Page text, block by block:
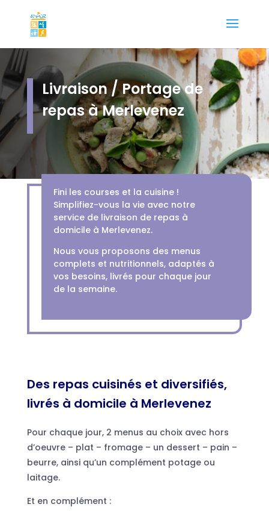
Livraison / Portage de
repas à Merlevenez
Fini les courses et la cuisine !
Simplifiez-vous la vie avec notre
service de livraison de repas à
domicile à Merlevenez.
Nous vous proposons des menus
complets et nutritionnels, adaptés à
vos besoins, livrés pour chaque jour
de la semaine.
Des repas cuisinés et diversifiés,
livrés à domicile à Merlevenez
Pour chaque jour, 2 menus au choix avec hors
d’oeuvre – plat – fromage – un dessert – pain –
beurre, ainsi qu’un complément potage ou
laitage.
Et en complément :